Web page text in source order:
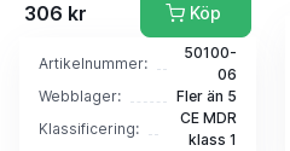
306 kr Köp
Artikelnummer:
50100-
06
Webblager:
Fler än 5
Klassificering:
CE MDR
klass 1